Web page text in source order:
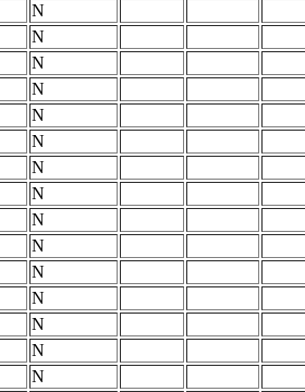
N
N
N
N
N
N
N
N
N
N
N
N
N
N
N